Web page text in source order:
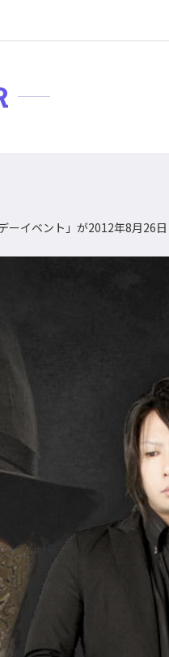
イベント」が2012年8月26